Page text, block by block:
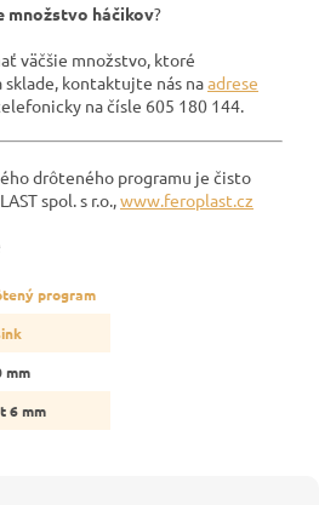
množstvo háčikov?
väčšie množstvo, ktoré
kontaktujte nás naadrese
na čísle 605 180 144.
drôteného programu je čisto
spol. s r.o.,www.feroplast.cz
program
mm
6 mm